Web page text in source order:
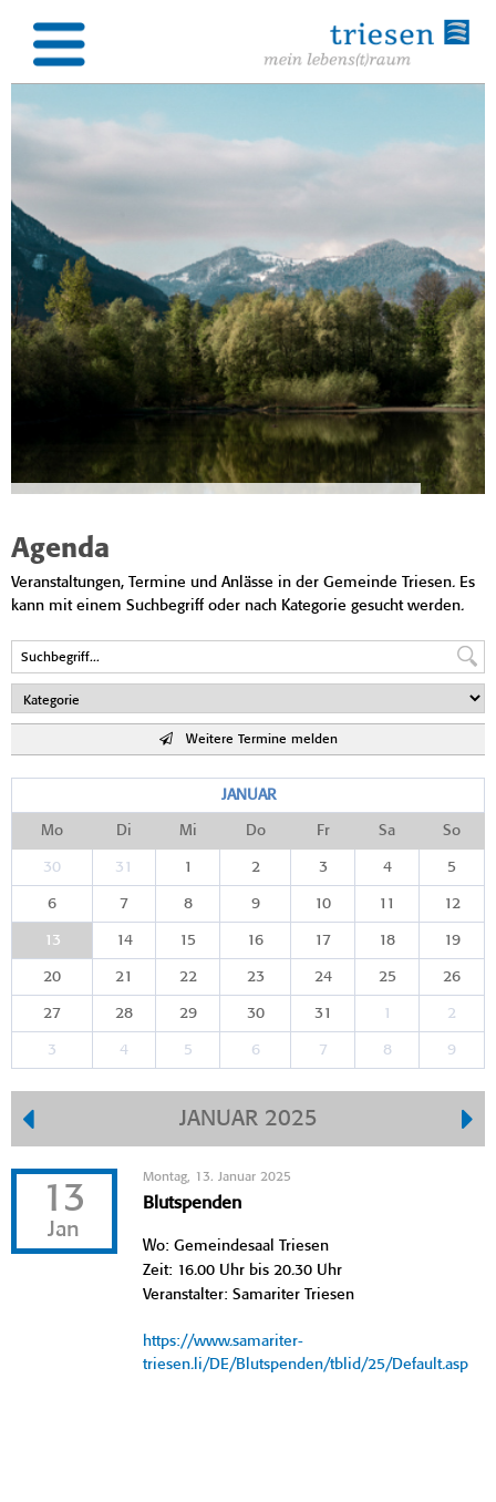
Agenda
Veranstaltungen, Termine und Anlässe in der Gemeinde Triesen. Es
kann mit einem Suchbegriff oder nach Kategorie gesucht werden.
Weitere Termine melden
JANUAR
Mo Di Mi Do Fr Sa So
30 31 1 2 3 4 5
6 7 8 9 10 11 12
13 14 15 16 17 18 19
20 21 22 23 24 25 26
27 28 29 30 31 1 2
3 4 5 6 7 8 9
JANUAR 2025
13
Jan
Montag, 13. Januar 2025
Blutspenden
Wo: Gemeindesaal Triesen
Zeit: 16.00 Uhr bis 20.30 Uhr
Veranstalter: Samariter Triesen
https://www.samariter-
triesen.li/DE/Blutspenden/tblid/25/Default.asp